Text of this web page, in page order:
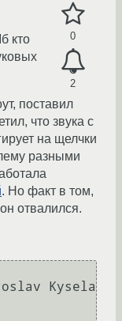
0
2
кто
поставил
что звука с
на щелчки
разными
. Но факт в том,
отвалился.
Kysela